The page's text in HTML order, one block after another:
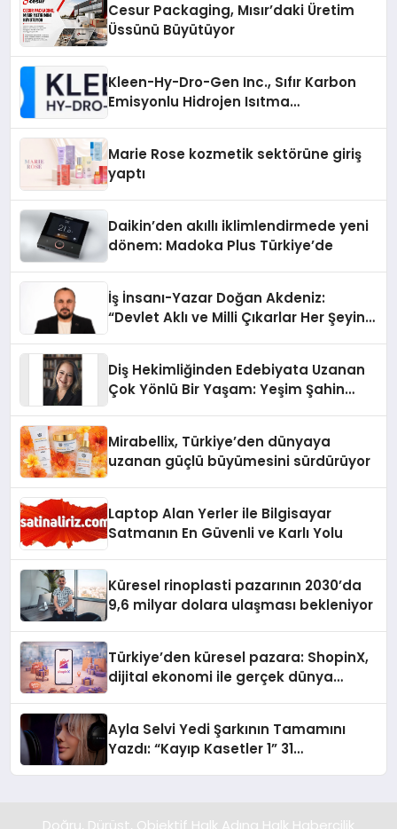
Cesur Packaging, Mısır’daki Üretim
Üssünü Büyütüyor
Kleen-Hy-Dro-Gen Inc., Sıfır Karbon
Emisyonlu Hidrojen Isıtma
Marie Rose kozmetik sektörüne giriş
yaptı
Daikin’den akıllı iklimlendirmede yeni
dönem: Madoka Plus Türkiye’de
İş İnsanı-Yazar Doğan Akdeniz:
“Devlet Aklı ve Milli Çıkarlar Her Şeyin
Diş Hekimliğinden Edebiyata Uzanan
Çok Yönlü Bir Yaşam: Yeşim Şahin
Mirabellix, Türkiye’den dünyaya
uzanan güçlü büyümesini sürdürüyor
Laptop Alan Yerler ile Bilgisayar
Satmanın En Güvenli ve Karlı Yolu
Küresel rinoplasti pazarının 2030’da
9,6 milyar dolara ulaşması bekleniyor
Türkiye’den küresel pazara: ShopinX,
dijital ekonomi ile gerçek dünya
Ayla Selvi Yedi Şarkının Tamamını
Yazdı: “Kayıp Kasetler 1” 31
Doğru, Dürüst, Objektif Halk Adına Halk Habercilik